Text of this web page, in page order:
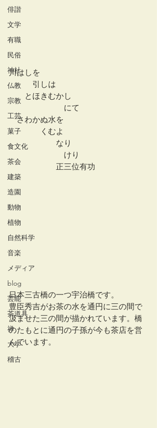
俳諧
文学
有職
民俗
神社
仏教
宗教
工芸
菓子
食文化
茶会
建築
造園
動物
植物
自然科学
音楽
メディア
blog
芸能
茶道具
禅
大学
稽古
川はしを
引しは
とほきむかし
にて
さわかぬ水を
くむよ
なり
けり
正三位有功
日本三古橋の一つ宇治橋です。
豊臣秀吉がお茶の水を通円に三の間で
汲ませた三の間が描かれています。橋
のたもとに通円の子孫が今も茶店を営
んでいます。